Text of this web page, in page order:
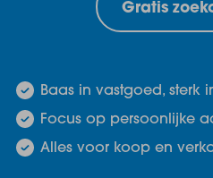
Gratis
Baas in vastgoed, sterk
Focus op persoonlijke
Alles voor koop en